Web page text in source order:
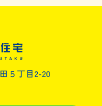
５丁目2-20